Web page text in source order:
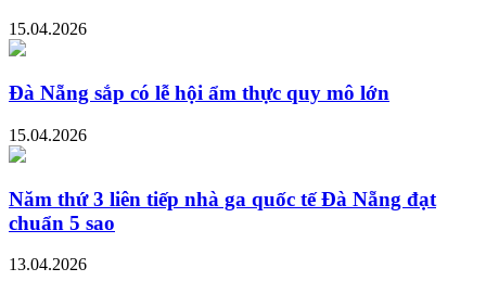
15.04.2026
Đà Nẵng sắp có lễ hội ẩm thực quy mô lớn
15.04.2026
Năm thứ 3 liên tiếp nhà ga quốc tế Đà Nẵng đạt
chuẩn 5 sao
13.04.2026